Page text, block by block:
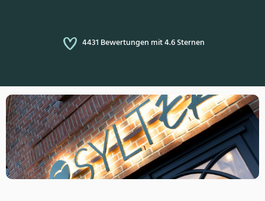
4431 Bewertungen mit 4.6 Sternen